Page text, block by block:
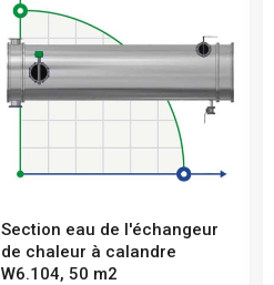
Section eau de l'échangeur
de chaleur à calandre
W6.104, 50 m2